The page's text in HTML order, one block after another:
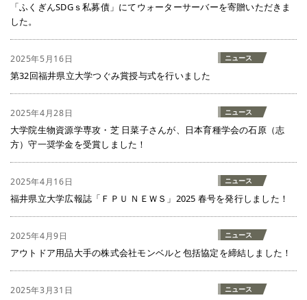
「ふくぎんSDGｓ私募債」にてウォーターサーバーを寄贈いただきま
した。
2025年5月16日 ニュース
第32回福井県立大学つぐみ賞授与式を行いました
2025年4月28日 ニュース
大学院生物資源学専攻・芝 日菜子さんが、日本育種学会の石原（志
方）守一奨学金を受賞しました！
2025年4月16日 ニュース
福井県立大学広報誌「ＦＰＵ ＮＥＷＳ」2025 春号を発行しました！
2025年4月9日 ニュース
アウトドア用品大手の株式会社モンベルと包括協定を締結しました！
2025年3月31日 ニュース